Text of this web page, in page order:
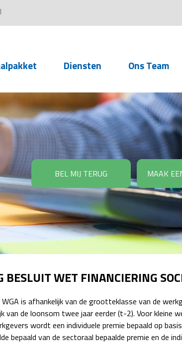
Diensten
Service voor
accountants- en
administratiekantoren
Arbeidsrechtelijke
Advisering
Salarisadministratie
Personeelsadministratie
Detachering
Ons Team
BEL MIJ TERUG MAAK
BESLUIT WET FINANCIERING
is afhankelijk van de grootteklasse van de
van de loonsom twee jaar eerder (t-2). Voor kleine
wordt een individuele premie bepaald op
bepaald van de sectoraal bepaalde premie en de